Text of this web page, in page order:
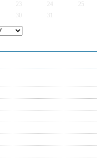
23 24
25
30 31